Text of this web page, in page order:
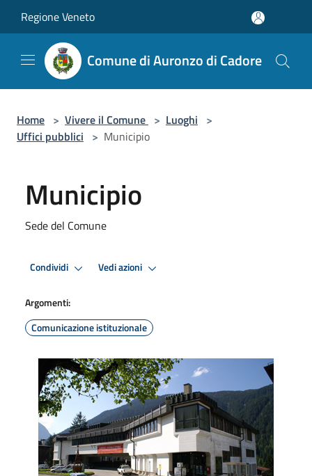
Regione Veneto
Comune di Auronzo di Cadore
Home > Vivere il Comune > Luoghi >
Uffici pubblici > Municipio
Municipio
Sede del Comune
Condividi Vedi azioni
Argomenti:
Comunicazione istituzionale